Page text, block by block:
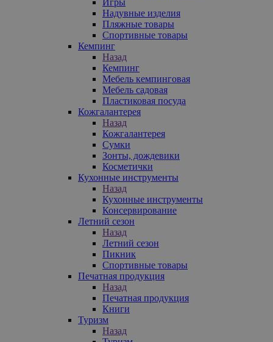
Надувные изделия
Пляжные товары
Спортивные товары
Кемпинг
Назад
Кемпинг
Мебель кемпинговая
Мебель садовая
Пластиковая посуда
Кожгалантерея
Назад
Кожгалантерея
Сумки
Зонты, дождевики
Косметички
Кухонные инструменты
Назад
Кухонные инструменты
Консервирование
Летний сезон
Назад
Летний сезон
Пикник
Спортивные товары
Печатная продукция
Назад
Печатная продукция
Книги
Туризм
Назад